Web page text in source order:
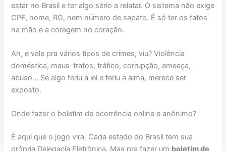
estar no Brasil e ter algo sério a relatar. O sistema não exige
CPF, nome, RG, nem número de sapato. É só ter os fatos
na mão e a coragem no coração.
Ah, e vale pra vários tipos de crimes, viu? Violência
doméstica, maus-tratos, tráfico, corrupção, ameaça,
abuso… Se algo feriu a lei e feriu a alma, merece ser
exposto.
Onde fazer o boletim de ocorrência online e anônimo?
É aqui que o jogo vira. Cada estado do Brasil tem sua
própria Delegacia Eletrônica. Mas pra fazer um boletim de